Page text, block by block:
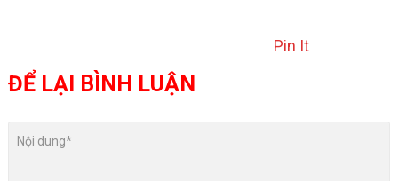
Pin It
ĐỂ LẠI BÌNH LUẬN